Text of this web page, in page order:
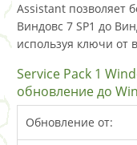
Assistant позволяет
Виндовс 7 SP1 до
используя ключи от
Service Pack 1
обновление до
Обновление от: